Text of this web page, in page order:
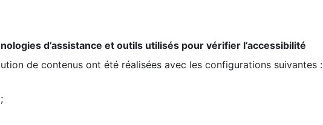
d’assistance et outils utilisés pour vérifier l’accessibilité
de contenus ont été réalisées avec les configurations suivantes :